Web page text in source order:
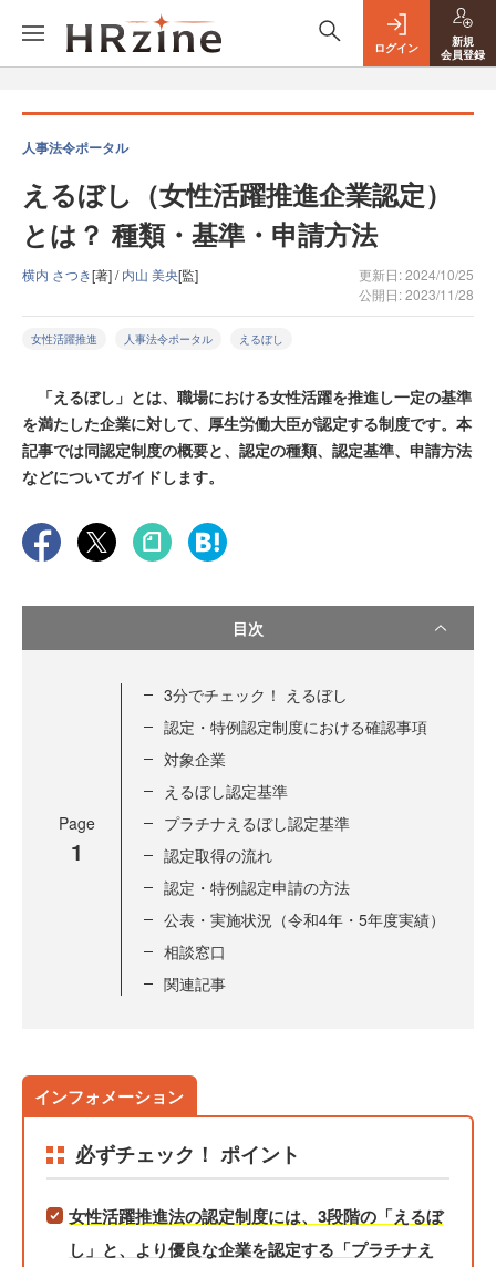
ログイン
新規
会員登録
人事法令ポータル
えるぼし（女性活躍推進企業認定）
とは？ 種類・基準・申請方法
横内 さつき[著] /内山 美央[監]
更新日: 2024/10/25
公開日: 2023/11/28
女性活躍推進 人事法令ポータル えるぼし
「えるぼし」とは、職場における女性活躍を推進し一定の基準
を満たした企業に対して、厚生労働大臣が認定する制度です。本
記事では同認定制度の概要と、認定の種類、認定基準、申請方法
などについてガイドします。
目次
Page
1
3分でチェック！ えるぼし
認定・特例認定制度における確認事項
対象企業
えるぼし認定基準
プラチナえるぼし認定基準
認定取得の流れ
認定・特例認定申請の方法
公表・実施状況（令和4年・5年度実績）
相談窓口
関連記事
必ずチェック！ ポイント
女性活躍推進法の認定制度には、3段階の「えるぼ
し」と、より優良な企業を認定する「プラチナえ